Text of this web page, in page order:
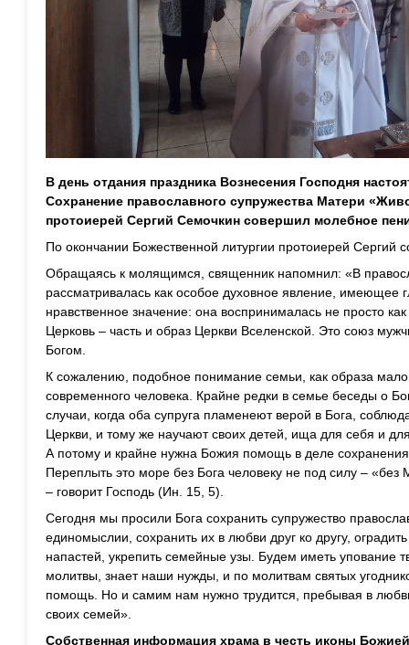
В день отдания праздника Вознесения Господня
Сохранение православного супружества Матери
протоиерей Сергий Семочкин совершил молебное
По окончании Божественной литургии протоиерей
Обращаясь к молящимся, священник напомнил: «В
рассматривалась как особое духовное явление, имеющее
нравственное значение: она воспринималась не просто
Церковь – часть и образ Церкви Вселенской. Это союз
Богом.
К сожалению, подобное понимание семьи, как образа
современного человека. Крайне редки в семье беседы о
случаи, когда оба супруга пламенеют верой в Бога,
Церкви, и тому же научают своих детей, ища для себя и
А потому и крайне нужна Божия помощь в деле
Переплыть это море без Бога человеку не под силу –
– говорит Господь (Ин. 15, 5).
Сегодня мы просили Бога сохранить супружество
единомыслии, сохранить их в любви друг ко другу,
напастей, укрепить семейные узы. Будем иметь упование
молитвы, знает наши нужды, и по молитвам святых
помощь. Но и самим нам нужно трудится, пребывая в любви
своих семей».
Собственная информация храма в честь иконы